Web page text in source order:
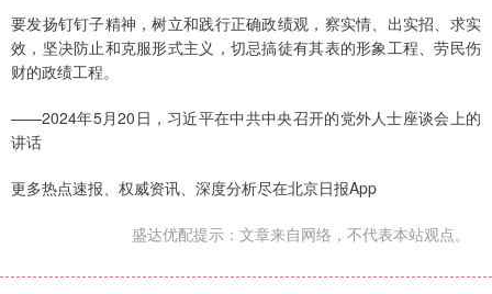
要发扬钉钉子精神，树立和践行正确政绩观，察实情、出实招、求实
效，坚决防止和克服形式主义，切忌搞徒有其表的形象工程、劳民伤
财的政绩工程。
——2024年5月20日，习近平在中共中央召开的党外人士座谈会上的
讲话
更多热点速报、权威资讯、深度分析尽在北京日报App
盛达优配提示：文章来自网络，不代表本站观点。